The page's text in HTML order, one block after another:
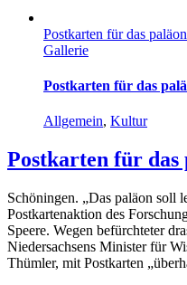
Postkarten für das paläon
Gallerie
Postkarten für das
Allgemein, Kultur
Postkarten für das
Schöningen. „Das paläon soll
Postkartenaktion des
Speere. Wegen befürchteter
Niedersachsens Minister für
Thümler, mit Postkarten